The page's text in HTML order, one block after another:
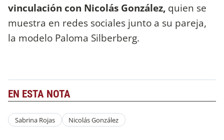
vinculación con Nicolás González, quien se
muestra en redes sociales junto a su pareja,
la modelo Paloma Silberberg.
EN ESTA NOTA
Sabrina Rojas Nicolás González